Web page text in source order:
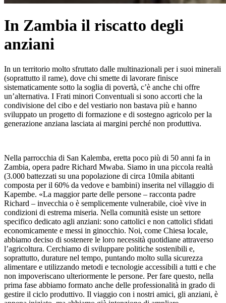
In Zambia il riscatto degli
anziani
In un territorio molto sfruttato dalle multinazionali per i suoi minerali
(soprattutto il rame), dove chi smette di lavorare finisce
sistematicamente sotto la soglia di povertà, c’è anche chi offre
un’alternativa. I Frati minori Conventuali si sono accorti che la
condivisione del cibo e del vestiario non bastava più e hanno
sviluppato un progetto di formazione e di sostegno agricolo per la
generazione anziana lasciata ai margini perché non produttiva.
Nella parrocchia di San Kalemba, eretta poco più di 50 anni fa in
Zambia, opera padre Richard Mwaba. Siamo in una piccola realtà
(3.000 battezzati su una popolazione di circa 10mila abitanti
composta per il 60% da vedove e bambini) inserita nel villaggio di
Kapembe. «La maggior parte delle persone – racconta padre
Richard – invecchia o è semplicemente vulnerabile, cioè vive in
condizioni di estrema miseria. Nella comunità esiste un settore
specifico dedicato agli anziani: sono cattolici e non cattolici sfidati
economicamente e messi in ginocchio. Noi, come Chiesa locale,
abbiamo deciso di sostenere le loro necessità quotidiane attraverso
l’agricoltura. Cerchiamo di sviluppare politiche sostenibili e,
soprattutto, durature nel tempo, puntando molto sulla sicurezza
alimentare e utilizzando metodi e tecnologie accessibili a tutti e che
non impoveriscano ulteriormente le persone. Per fare questo, nella
prima fase abbiamo formato anche delle professionalità in grado di
gestire il ciclo produttivo. Il viaggio con i nostri amici, gli anziani, è